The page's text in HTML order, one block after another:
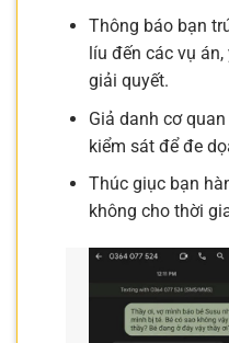
Thông báo bạn
líu đến các vụ
giải quyết.
Giả danh cơ
kiểm sát để đe
Thúc giục bạn
không cho thời